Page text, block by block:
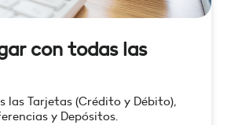
con todas las
las Tarjetas (Crédito y Débito),
y Depósitos.